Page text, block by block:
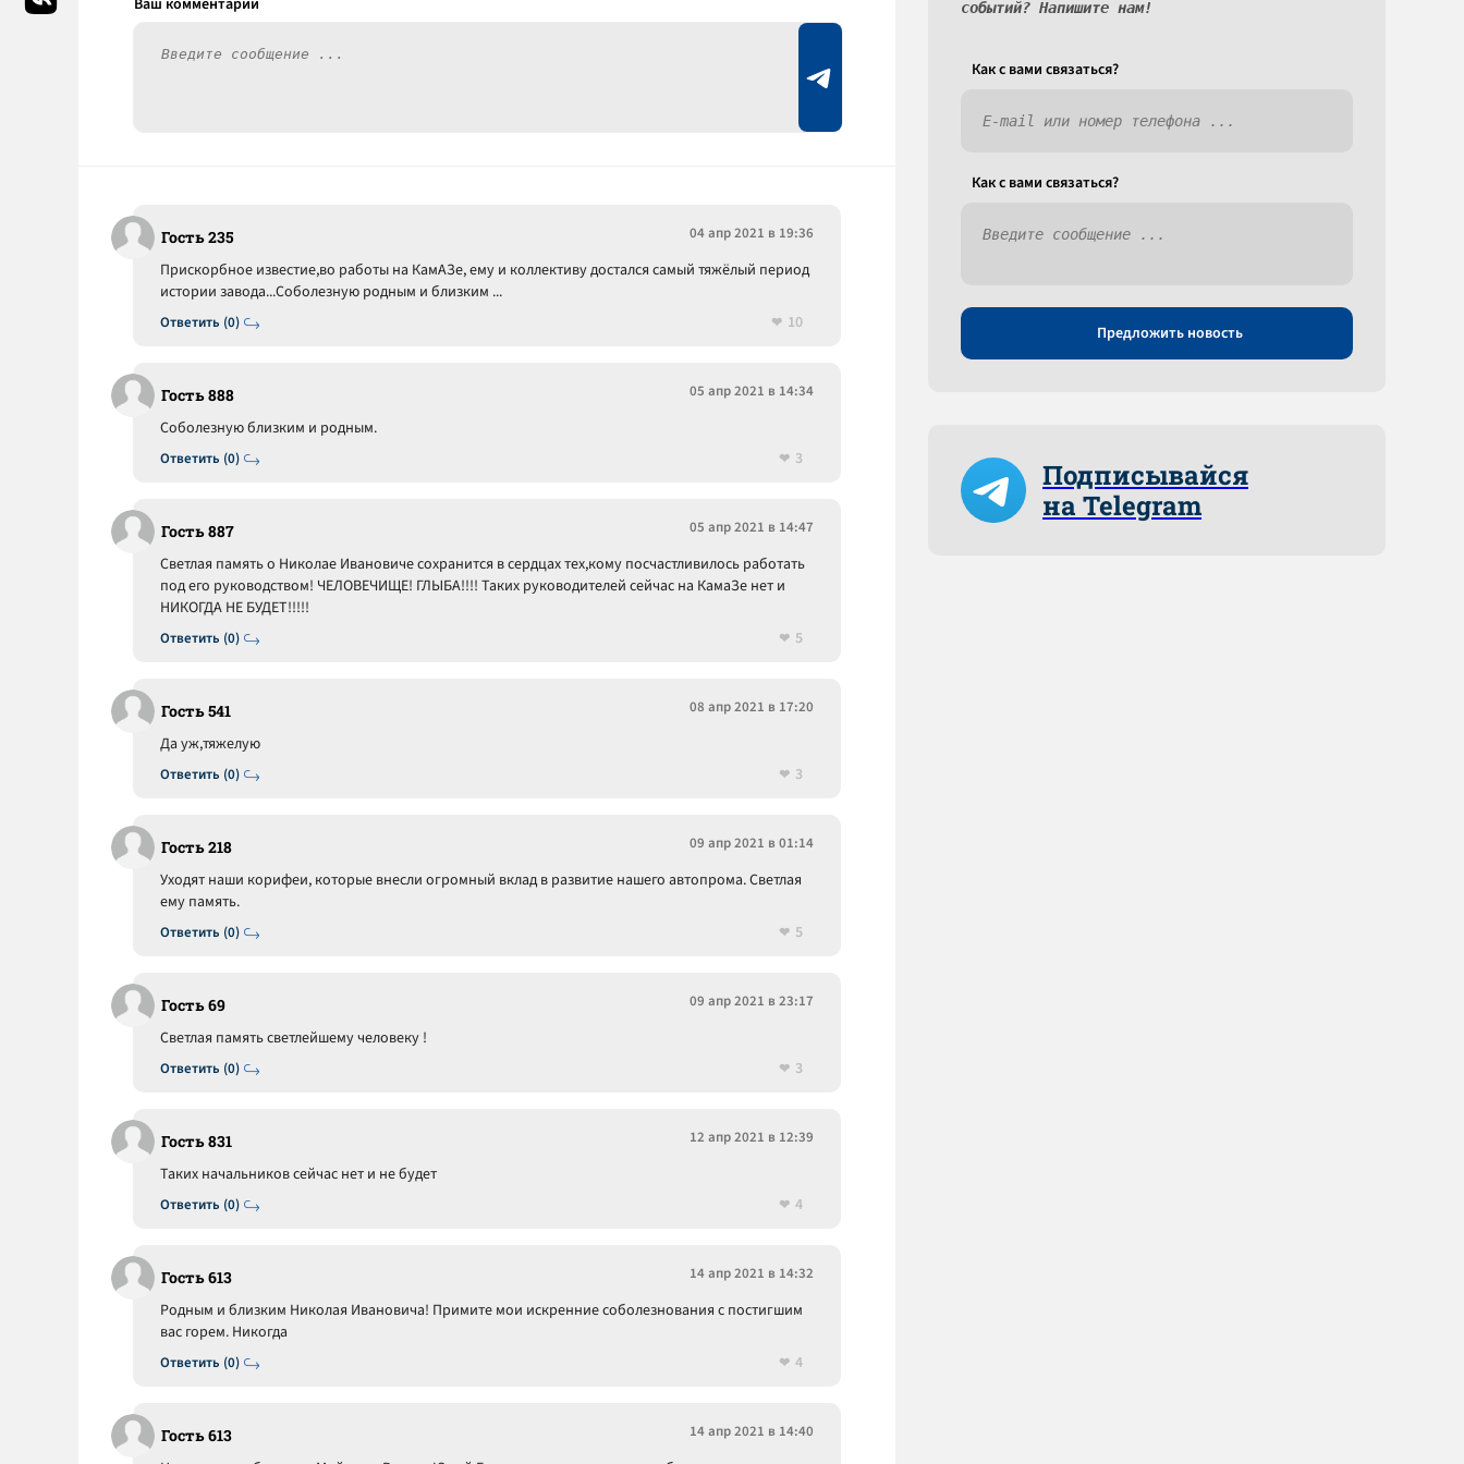
Гость 235 04 апр 2021 в 19:36
Ответить (0)
Прискорбное известие,во работы на КамАЗе, ему и коллективу достался самый тяжёлый период
истории завода...Соболезную родным и близким ...
10
Гость 888 05 апр 2021 в 14:34
Ответить (0)
Соболезную близким и родным.
3
Гость 887 05 апр 2021 в 14:47
Ответить (0)
Светлая память о Николае Ивановиче сохранится в сердцах тех,кому посчастливилось работать
под его руководством! ЧЕЛОВЕЧИЩЕ! ГЛЫБА!!!! Таких руководителей сейчас на КамаЗе нет и
НИКОГДА НЕ БУДЕТ!!!!!
5
Гость 541 08 апр 2021 в 17:20
Ответить (0)
Да уж,тяжелую
3
Гость 218 09 апр 2021 в 01:14
Ответить (0)
Уходят наши корифеи, которые внесли огромный вклад в развитие нашего автопрома. Светлая
ему память.
5
Гость 69 09 апр 2021 в 23:17
Ответить (0)
Светлая память светлейшему человеку !
3
Гость 831 12 апр 2021 в 12:39
Ответить (0)
Таких начальников сейчас нет и не будет
4
Гость 613 14 апр 2021 в 14:32
Ответить (0)
Родным и близким Николая Ивановича! Примите мои искренние соболезнования с постигшим
вас горем. Никогда
4
Гость 613 14 апр 2021 в 14:40
событий? Напишите нам!
Как c вами связаться?
Как c вами связаться?
Предложить новость
Подписывайся
на Telegram